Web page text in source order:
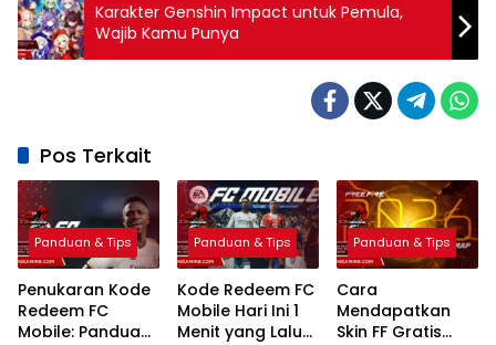
Karakter Genshin Impact untuk Pemula,
Wajib Kamu Punya
Pos Terkait
Panduan & Tips
Penukaran Kode
Redeem FC
Mobile: Panduan
Panduan & Tips
Kode Redeem FC
Mobile Hari Ini 1
Menit yang Lalu
Panduan & Tips
Cara
Mendapatkan
Skin FF Gratis